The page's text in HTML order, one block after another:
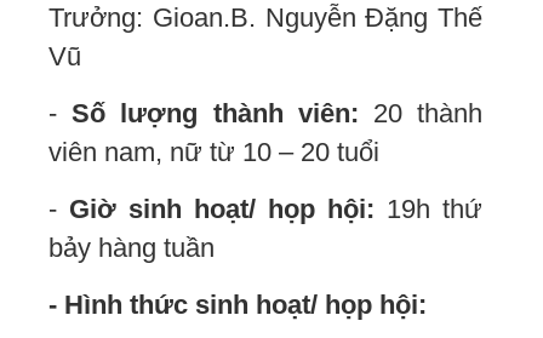
Trưởng: Gioan.B. Nguyễn Đặng Thế
Vũ
-Số lượng thành viên: 20 thành
viên nam, nữ từ 10 – 20 tuổi
- Giờ sinh hoạt/ họp hội: 19h thứ
bảy hàng tuần
- Hình thức sinh hoạt/ họp hội: